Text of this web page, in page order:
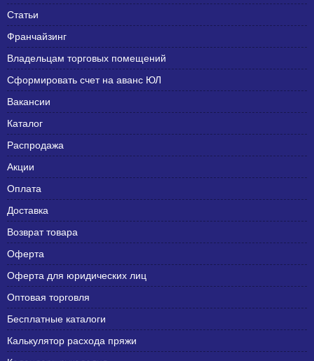
Статьи
Франчайзинг
Владельцам торговых помещений
Сформировать счет на аванс ЮЛ
Вакансии
Каталог
Распродажа
Акции
Оплата
Доставка
Возврат товара
Оферта
Оферта для юридических лиц
Оптовая торговля
Бесплатные каталоги
Калькулятор расхода пряжи